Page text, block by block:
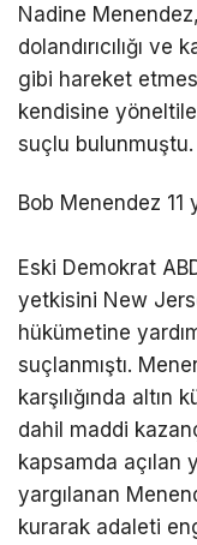
Nadine
dolandırıcılığı
gibi hareket
kendisine
suçlu bulunmuştu.
Bob Menendez 11
Eski Demokrat
yetkisini New
hükümetine
suçlanmıştı.
karşılığında
dahil maddi
kapsamda açılan
yargılanan
kurarak adaleti